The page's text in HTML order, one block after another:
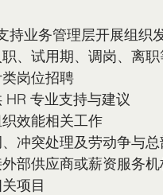
持业务管理层开展组织
、试用期、调岗、离职
岗位招聘
专业支持与建议
效能相关工作
冲突处理及劳动争与
部供应商或薪资服务机
项目